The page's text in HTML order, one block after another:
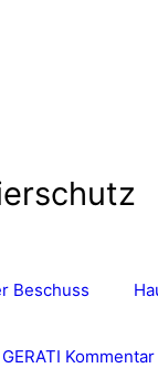
Beschuss
GERATI Kommentar